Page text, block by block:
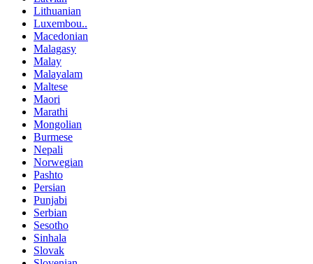
Lithuanian
Luxembou..
Macedonian
Malagasy
Malay
Malayalam
Maltese
Maori
Marathi
Mongolian
Burmese
Nepali
Norwegian
Pashto
Persian
Punjabi
Serbian
Sesotho
Sinhala
Slovak